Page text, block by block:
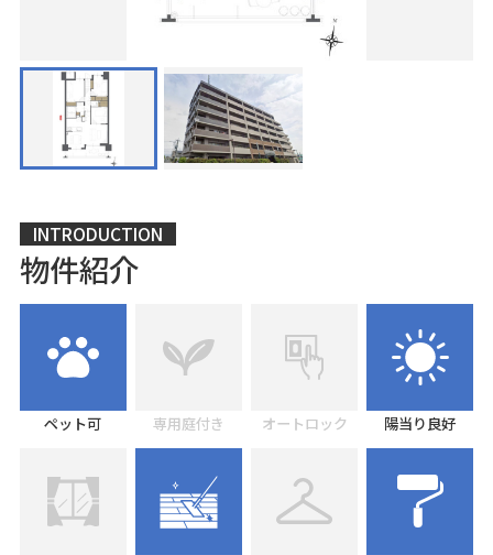
INTRODUCTION
物件紹介
ペット可 専用庭付き オートロック 陽当り良好